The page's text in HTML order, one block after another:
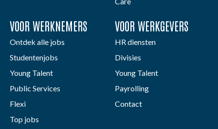
VOOR WERKNEMERS
Ontdek alle jobs
Studentenjobs
Young Talent
Public Services
Flexi
Top jobs
VOOR WERKGEVERS
HR diensten
Divisies
Young Talent
Payrolling
Contact